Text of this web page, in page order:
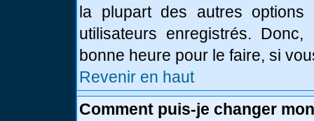
la plupart des autres options
utilisateurs enregistrés.
bonne heure pour le faire, si
Revenir en haut
Comment puis-je changer